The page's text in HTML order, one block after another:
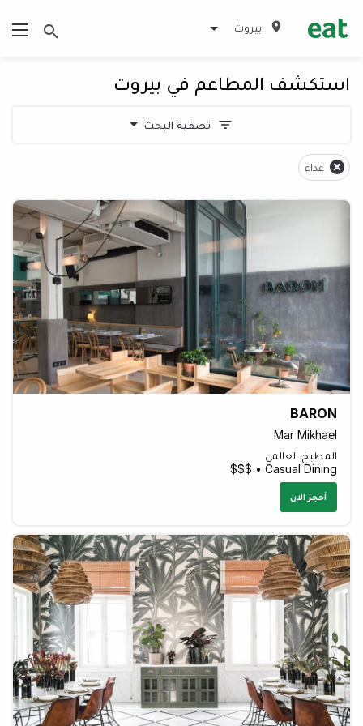
بيروت
استكشف المطاعم في بيروت
تصفية البحث
غداء
BARON
Mar Mikhael
المطبخ العالمي
Casual Dining • $$$
أحجز الان